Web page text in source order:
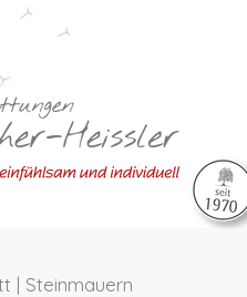
| Steinmauern